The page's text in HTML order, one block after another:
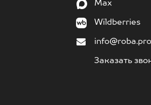
Max
Wildberries
info@roba.pro
Заказать